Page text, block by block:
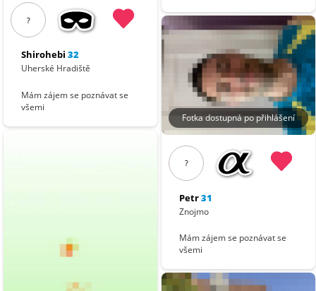
?
Shirohebi 32
Uherské Hradiště
Mám zájem se poznávat se
všemi
Fotka dostupná po přihlášení
?
Petr31
Znojmo
Mám zájem se poznávat se
všemi